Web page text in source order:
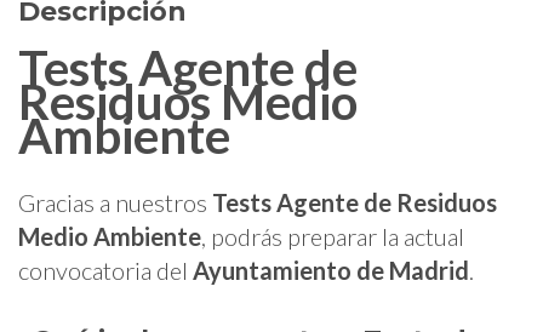
Descripción
Tests Agente de
Residuos Medio
Ambiente
Gracias a nuestros Tests Agente de Residuos
Medio Ambiente, podrás preparar la actual
convocatoria del Ayuntamiento de Madrid.